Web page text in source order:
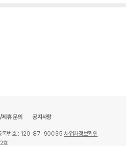
제휴 문의 공지사항
록번호 : 120-87-90035사업자정보확인
호